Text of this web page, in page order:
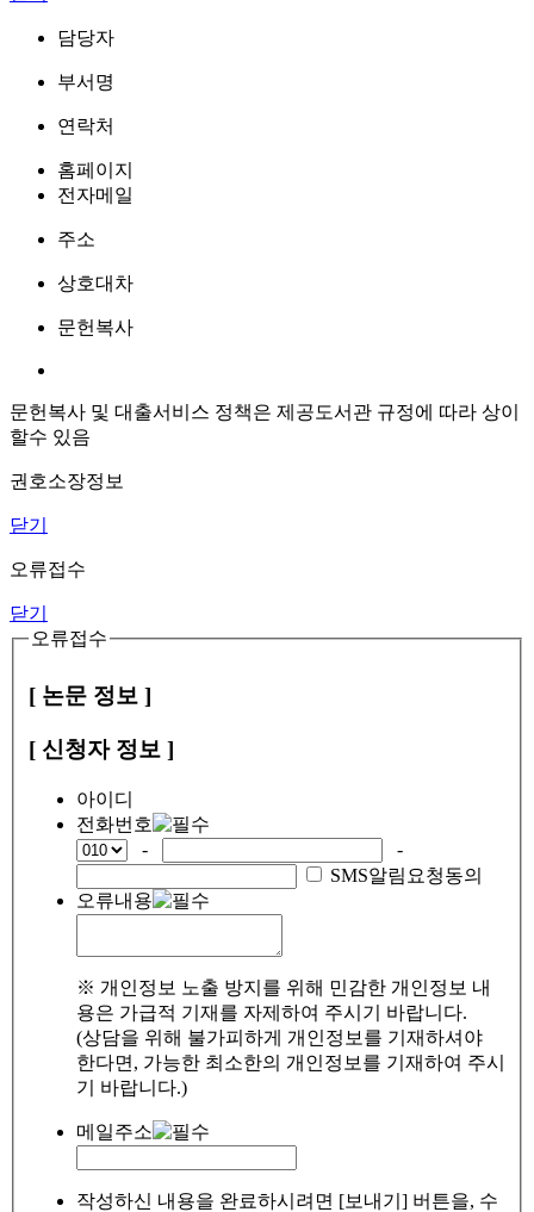
담당자
부서명
연락처
홈페이지
전자메일
주소
상호대차
문헌복사
문헌복사 및 대출서비스 정책은 제공도서관 규정에 따라 상이
할수 있음
권호소장정보
닫기
오류접수
닫기
오류접수
[ 논문 정보 ]
[ 신청자 정보 ]
아이디
전화번호
-
-
SMS알림요청동의
오류내용
※ 개인정보 노출 방지를 위해 민감한 개인정보 내
용은 가급적 기재를 자제하여 주시기 바랍니다.
(상담을 위해 불가피하게 개인정보를 기재하셔야
한다면, 가능한 최소한의 개인정보를 기재하여 주시
기 바랍니다.)
메일주소
작성하신 내용을 완료하시려면 [보내기] 버튼을, 수